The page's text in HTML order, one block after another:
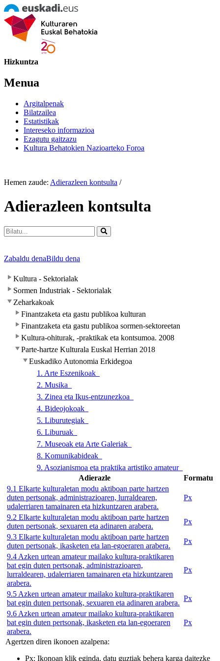
Hizkuntza
Menua
Argitalpenak
Bilatzailea
Estatistikak
Intereseko informazioa
Ezagutu gaitzazu
Kultura Behatokien Nazioarteko Foroa
Hemen zaude: Adierazleen kontsulta /
Adierazleen kontsulta
Zabaldu denaBildu dena
Kultura - Sektorialak
Sormen Industriak - Sektorialak
Zeharkakoak
Finantzaketa eta gastu publikoa kulturan
Finantzaketa eta gastu publikoa sormen-sektoreetan
Kultura-ohiturak, -praktikak eta kontsumoa. 2008
Parte-hartze Kulturala Euskal Herrian 2018
Euskadiko Autonomia Erkidegoa
1. Arte Eszenikoak
2. Musika
3. Zinea eta Ikus-entzunezkoa
4. Bideojokoak
5. Liburutegiak
6. Liburuak
7. Museoak eta Arte Galeriak
8. Komunikabideak
9. Asozianismoa eta praktika artistiko amateur
Adierazle
Formatu
9.1 Elkarte kulturaletan modu aktiboan parte hartzen
duten pertsonak, administrazioaren, lurraldearen,
udalerriaren tamainaren eta hizkuntzaren arabera.
Px
9.2 Elkarte kulturaletan modu aktiboan parte hartzen
duten pertsonak, sexuaren eta adinaren arabera.
Px
9.3 Elkarte kulturaletan modu aktiboan parte hartzen
duten pertsonak, ikasketen eta lan-egoeraren arabera.
Px
9.4 Azken urtean amateur mailako kultura-praktikaren
bat egin duten pertsonak, administrazioaren,
lurraldearen, udalerriaren tamainaren eta hizkuntzaren
arabera.
Px
9.5 Azken urtean amateur mailako kultura-praktikaren
bat egin duten pertsonak, sexuaren eta adinaren arabera.
Px
9.6 Azken urtean amateur mailako kultura-praktikaren
bat egin duten pertsonak, ikasketen eta lan-egoeraren
arabera.
Px
Agertzen diren ikonoen azalpena:
Px: Ikonoan klik eginda, datu guztiak behera karga daitezke